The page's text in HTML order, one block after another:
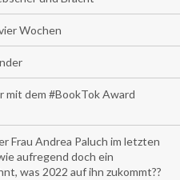
Wochen
mit dem #BookTok Award
Frau Andrea Paluch im letzten
aufregend doch ein
was 2022 auf ihn zukommt??